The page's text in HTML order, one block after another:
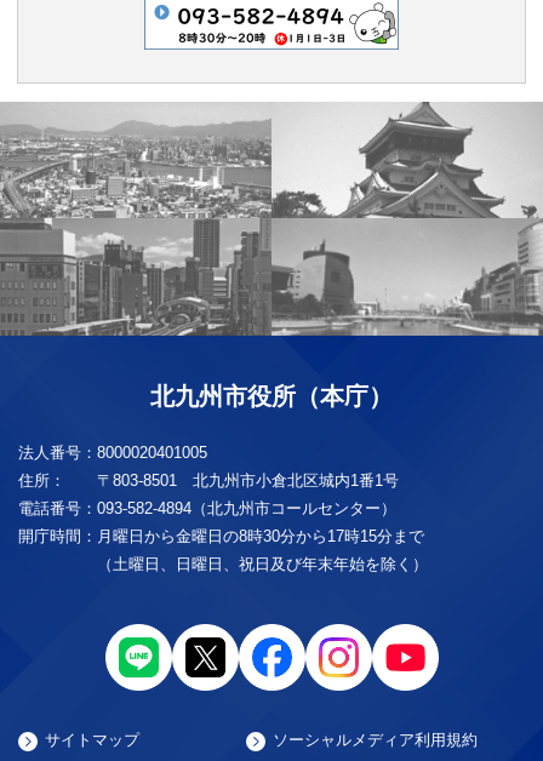
北九州市役所（本庁）
法人番号： 8000020401005
住所：
〒803-8501 北九州市小倉北区城内1番1号
電話番号： 093-582-4894（北九州市コールセンター）
開庁時間： 月曜日から金曜日の8時30分から17時15分まで
（土曜日、日曜日、祝日及び年末年始を除く）
サイトマップ ソーシャルメディア利用規約